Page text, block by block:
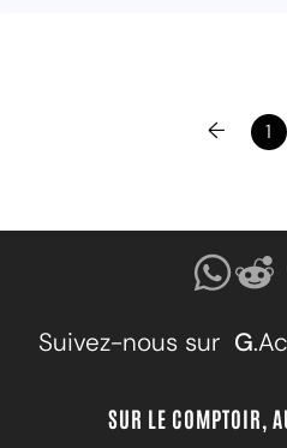
← 1
Suivez-nous sur G
SUR LE COMPTOIR,